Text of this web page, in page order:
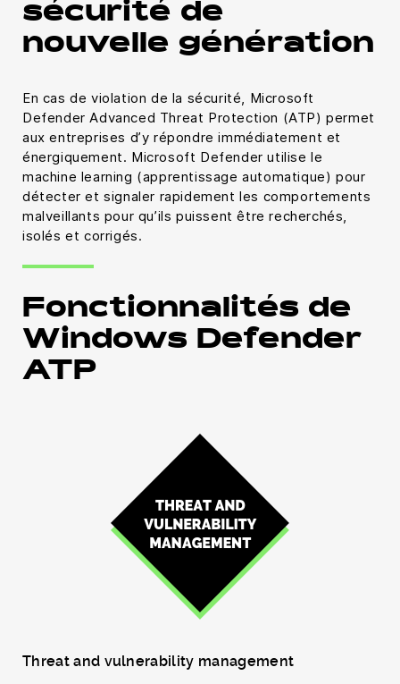
sécurité de
nouvelle génération
En cas de violation de la sécurité, Microsoft
Defender Advanced Threat Protection (ATP) permet
aux entreprises d’y répondre immédiatement et
énergiquement. Microsoft Defender utilise le
machine learning (apprentissage automatique) pour
détecter et signaler rapidement les comportements
malveillants pour qu’ils puissent être recherchés,
isolés et corrigés.
Fonctionnalités de
Windows Defender
ATP
Threat and vulnerability management